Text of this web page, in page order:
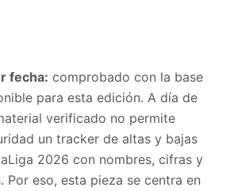
fecha: comprobado con la base
para esta edición. A día de
verificado no permite
un tracker de altas y bajas
2026 con nombres, cifras y
Por eso, esta pieza se centra en